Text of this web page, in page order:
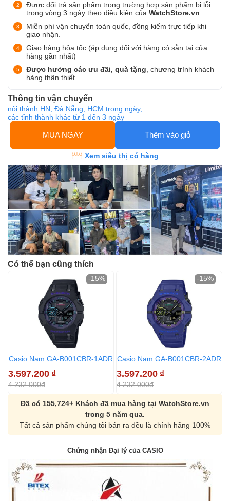
Được đổi trả sản phẩm trong trường hợp sản phẩm bị lỗi
trong vòng 3 ngày theo điều kiện của WatchStore.vn
Miễn phí vận chuyển toàn quốc, đồng kiểm trực tiếp khi
giao nhận.
Giao hàng hỏa tốc (áp dụng đối với hàng có sẵn tại cửa
hàng gần nhất)
Được hưởng các ưu đãi, quà tặng , chương trình khách
hàng thân thiết.
Thông tin vận chuyển
nội thành HN, Đà Nẵng, HCM trong ngày,
các tỉnh thành khác từ 1 đến 3 ngày
MUA NGAY Thêm vào giỏ
Xem siêu thị có hàng
Có thể bạn cũng thích
Casio Nam GA-B001CBR-1ADR
3.597.200 ₫
4.232.000đ
-15%
Casio Nam GA-B001CBR-2ADR
3.597.200 ₫
4.232.000đ
-15%
Đã có 155,724+ Khách đã mua hàng tại WatchStore.vn
trong 5 năm qua.
Tất cả sản phẩm chúng tôi bán ra đều là chính hãng 100%
Chứng nhận Đại lý của CASIO